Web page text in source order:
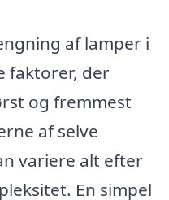
af lamper i
faktorer, der
og fremmest
af selve
variere alt efter
En simpel